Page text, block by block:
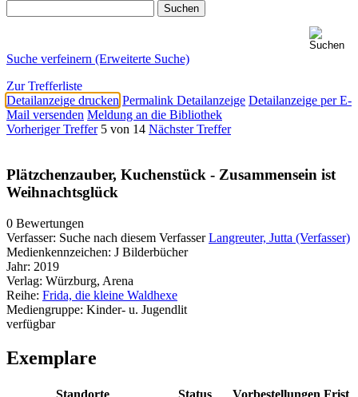
Suche verfeinern (Erweiterte Suche)
Zur Trefferliste
Detailanzeige drucken Permalink Detailanzeige Detailanzeige per E-
Mail versenden Meldung an die Bibliothek
Vorheriger Treffer 5 von 14 Nächster Treffer
Plätzchenzauber, Kuchenstück - Zusammensein ist
Weihnachtsglück
0 Bewertungen
Verfasser: Suche nach diesem Verfasser Langreuter, Jutta (Verfasser)
Medienkennzeichen: J Bilderbücher
Jahr: 2019
Verlag: Würzburg, Arena
Reihe: Frida, die kleine Waldhexe
Mediengruppe: Kinder- u. Jugendlit
verfügbar
Exemplare
Standorte Status Vorbestellungen Frist